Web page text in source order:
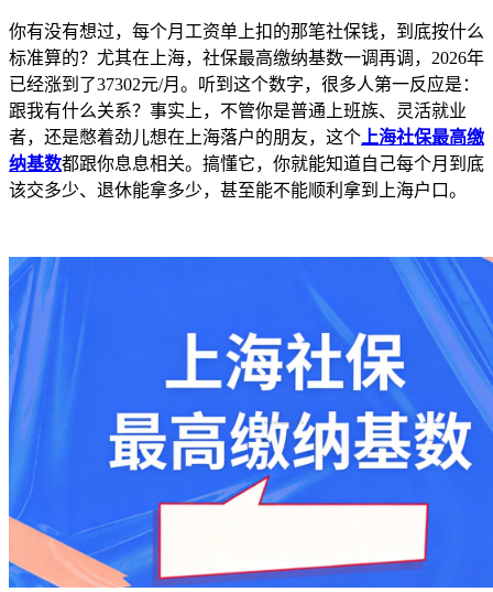
你有没有想过，每个月工资单上扣的那笔社保钱，到底按什么
标准算的？尤其在上海，社保最高缴纳基数一调再调，2026年
已经涨到了37302元/月。听到这个数字，很多人第一反应是：
跟我有什么关系？事实上，不管你是普通上班族、灵活就业
者，还是憋着劲儿想在上海落户的朋友，这个 上海社保最高缴
纳基数都跟你息息相关。搞懂它，你就能知道自己每个月到底
该交多少、退休能拿多少，甚至能不能顺利拿到上海户口。